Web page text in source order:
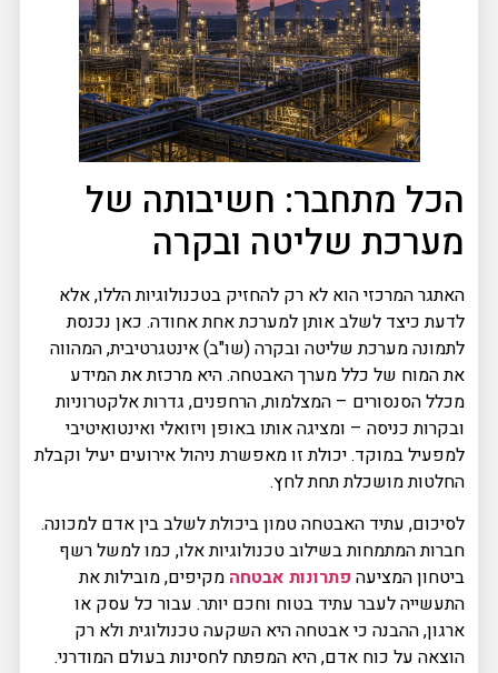
הכל מתחבר: חשיבותה של
מערכת שליטה ובקרה
האתגר המרכזי הוא לא רק להחזיק בטכנולוגיות הללו, אלא
לדעת כיצד לשלב אותן למערכת אחת אחודה. כאן נכנסת
לתמונה מערכת שליטה ובקרה (שו"ב) אינטגרטיבית, המהווה
את המוח של כלל מערך האבטחה. היא מרכזת את המידע
מכלל הסנסורים – המצלמות, הרחפנים, גדרות אלקטרוניות
ובקרות כניסה – ומציגה אותו באופן ויזואלי ואינטואיטיבי
למפעיל במוקד. יכולת זו מאפשרת ניהול אירועים יעיל וקבלת
החלטות מושכלת תחת לחץ.
לסיכום, עתיד האבטחה טמון ביכולת לשלב בין אדם למכונה.
חברות המתמחות בשילוב טכנולוגיות אלו, כמו למשל רשף
ביטחון המציעה פתרונות אבטחה מקיפים, מובילות את
התעשייה לעבר עתיד בטוח וחכם יותר. עבור כל עסק או
ארגון, ההבנה כי אבטחה היא השקעה טכנולוגית ולא רק
הוצאה על כוח אדם, היא המפתח לחסינות בעולם המודרני.